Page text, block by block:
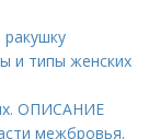
ракушку
и типы женских
ОПИСАНИЕ
межбровья.